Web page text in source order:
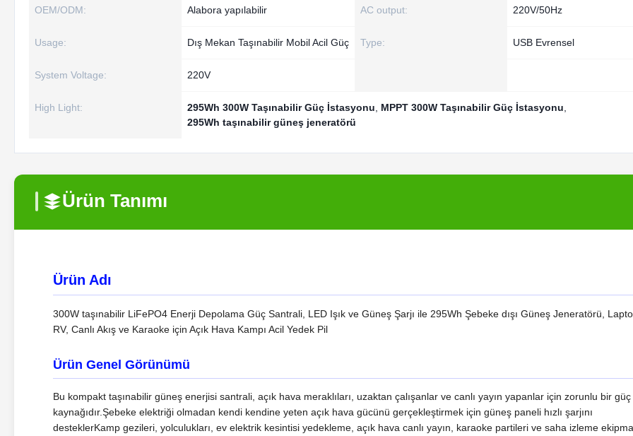
OEM/ODM: Alabora yapılabilir AC output: 220V/50Hz
Usage: Dış Mekan Taşınabilir Mobil Acil Güç Type: USB Evrensel
System Voltage: 220V
High Light: 295Wh 300W Taşınabilir Güç İstasyonu MPPT 300W Taşınabilir Güç İstasyonu
295Wh taşınabilir güneş jeneratörü
Ürün Tanımı
Ürün Adı
300W taşınabilir LiFePO4 Enerji Depolama Güç Santrali, LED Işık ve Güneş Şarjı ile 295Wh Şebeke dışı Güneş Jeneratörü,
RV, Canlı Akış ve Karaoke için Açık Hava Kampı Acil Yedek Pil
Ürün Genel Görünümü
Bu kompakt taşınabilir güneş enerjisi santrali, açık hava meraklıları, uzaktan çalışanlar ve canlı yayın yapanlar için zorunlu bir güç
kaynağıdır.Şebeke elektriği olmadan kendi kendine yeten açık hava gücünü gerçekleştirmek için güneş paneli hızlı şarjını
desteklerKamp gezileri, yolculukları, ev elektrik kesintisi yedekleme, açık hava canlı yayın, karaoke partileri ve saha izleme